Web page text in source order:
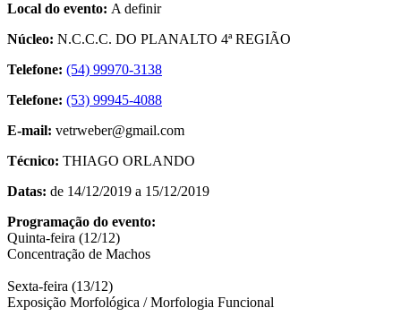
Local do evento: A definir
Núcleo: N.C.C.C. DO PLANALTO 4ª REGIÃO
Telefone: (54) 99970-3138
Telefone: (53) 99945-4088
E-mail: vetrweber@gmail.com
Técnico: THIAGO ORLANDO
Datas: de 14/12/2019 a 15/12/2019
Programação do evento:
Quinta-feira (12/12)
Concentração de Machos
Sexta-feira (13/12)
Exposição Morfológica / Morfologia Funcional